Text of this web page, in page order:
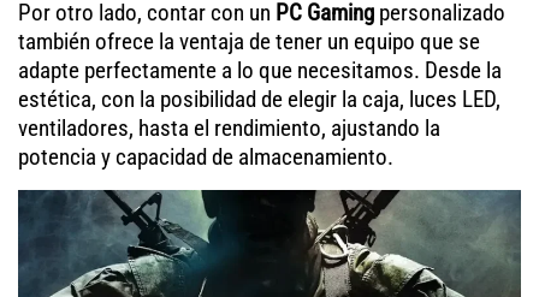
Por otro lado, contar con un PC Gaming personalizado
también ofrece la ventaja de tener un equipo que se
adapte perfectamente a lo que necesitamos. Desde la
estética, con la posibilidad de elegir la caja, luces LED,
ventiladores, hasta el rendimiento, ajustando la
potencia y capacidad de almacenamiento.